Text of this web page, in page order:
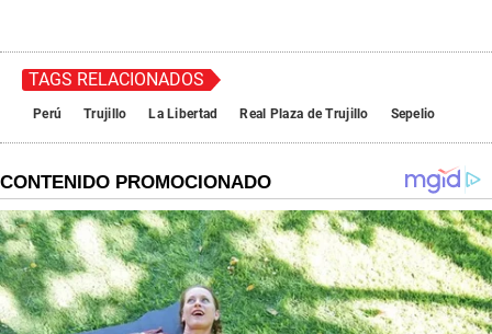
TAGS RELACIONADOS
Perú Trujillo La Libertad Real Plaza de Trujillo Sepelio